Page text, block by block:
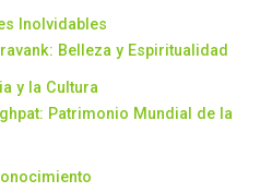
Inolvidables
Belleza y Espiritualidad
y la Cultura
Patrimonio Mundial de la